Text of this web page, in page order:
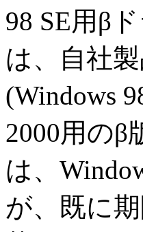
98 SE用β
は、自社
(Windows
2000用のβ
は、
が、既に